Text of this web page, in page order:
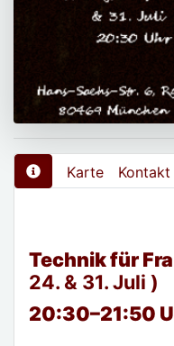
Karte Kontakt
Technik für
24. & 31. Juli )
20:30–21:50